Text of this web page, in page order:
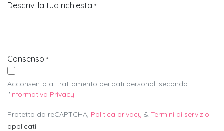
Descrivi la tua richiesta *
Consenso *
Acconsento al trattamento dei dati personali secondo
l'Informativa Privacy
Protetto da reCAPTCHA, Politica privacy & Termini di servizio
applicati.